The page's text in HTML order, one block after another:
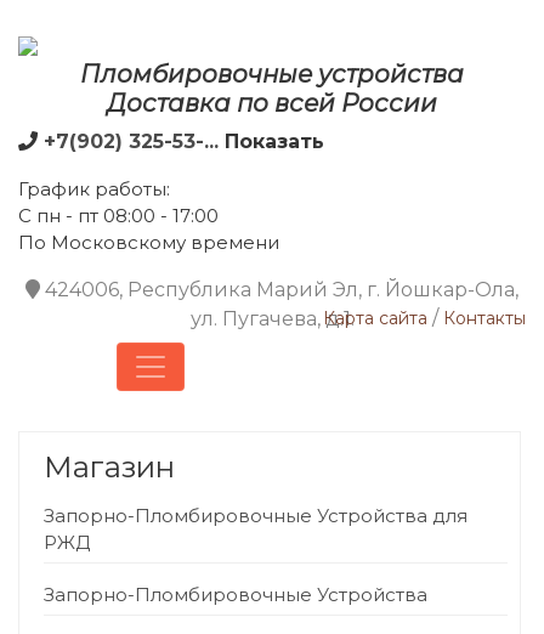
Пломбировочные устройства
Доставка по всей России
+7(902) 325-53-... Показать
График работы:
С пн - пт 08:00 - 17:00
По Московскому времени
424006, Республика Марий Эл, г. Йошкар-Ола,
ул. Пугачева, д.1.Карта сайта / Контакты
Магазин
Запорно-Пломбировочные Устройства для
РЖД
Запорно-Пломбировочные Устройства